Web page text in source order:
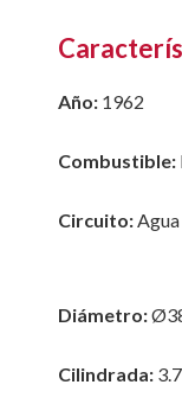
Año: 1962
Combustible:
Circuito:Agua
Diámetro:
Cilindrada: 3.7